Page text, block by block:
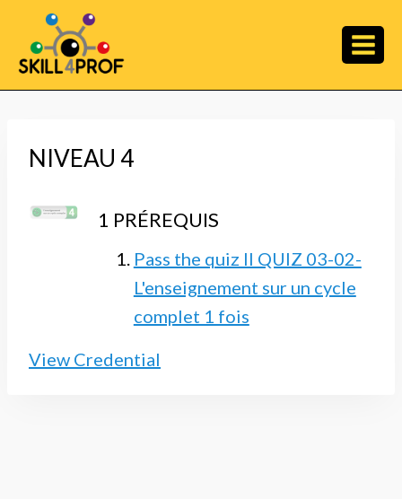
NIVEAU 4
1 PRÉREQUIS
Pass the quiz II QUIZ 03-02-
L'enseignement sur un cycle
complet 1 fois
View Credential